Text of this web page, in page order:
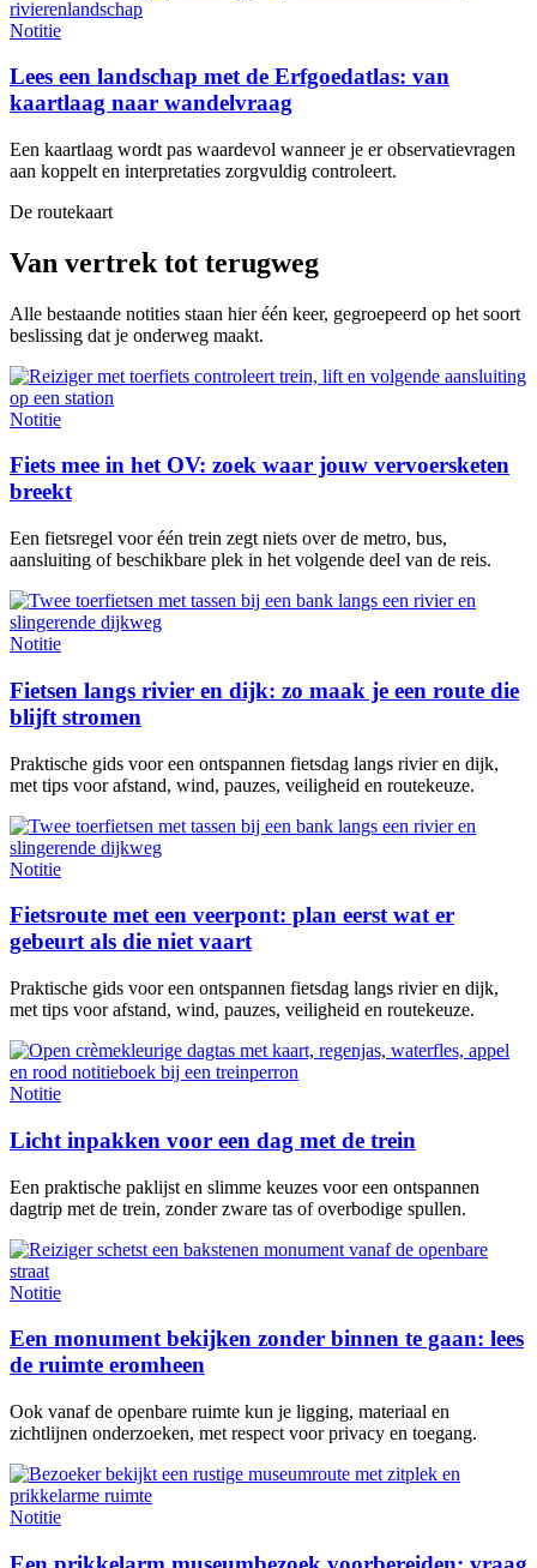
Notitie
Lees een landschap met de Erfgoedatlas: van
kaartlaag naar wandelvraag
Een kaartlaag wordt pas waardevol wanneer je er observatievragen
aan koppelt en interpretaties zorgvuldig controleert.
De routekaart
Van vertrek tot terugweg
Alle bestaande notities staan hier één keer, gegroepeerd op het soort
beslissing dat je onderweg maakt.
Notitie
Fiets mee in het OV: zoek waar jouw vervoersketen
breekt
Een fietsregel voor één trein zegt niets over de metro, bus,
aansluiting of beschikbare plek in het volgende deel van de reis.
Notitie
Fietsen langs rivier en dijk: zo maak je een route die
blijft stromen
Praktische gids voor een ontspannen fietsdag langs rivier en dijk,
met tips voor afstand, wind, pauzes, veiligheid en routekeuze.
Notitie
Fietsroute met een veerpont: plan eerst wat er
gebeurt als die niet vaart
Praktische gids voor een ontspannen fietsdag langs rivier en dijk,
met tips voor afstand, wind, pauzes, veiligheid en routekeuze.
Notitie
Licht inpakken voor een dag met de trein
Een praktische paklijst en slimme keuzes voor een ontspannen
dagtrip met de trein, zonder zware tas of overbodige spullen.
Notitie
Een monument bekijken zonder binnen te gaan: lees
de ruimte eromheen
Ook vanaf de openbare ruimte kun je ligging, materiaal en
zichtlijnen onderzoeken, met respect voor privacy en toegang.
Notitie